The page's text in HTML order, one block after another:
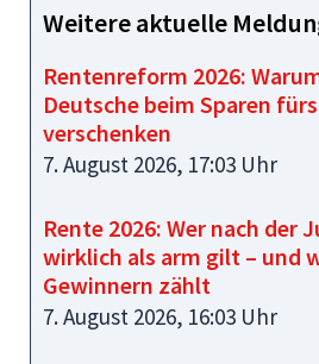
Weitere aktuelle
Rentenreform 2026:
Deutsche beim Sparen
verschenken
7. August 2026, 17:03 Uhr
Rente 2026: Wer nach der
wirklich als arm gilt – und
Gewinnern zählt
7. August 2026, 16:03 Uhr